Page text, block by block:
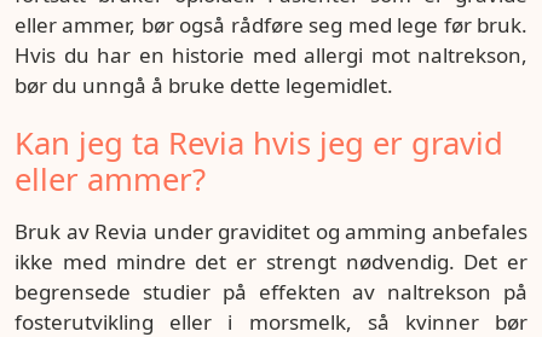
eller ammer, bør også rådføre seg med lege før bruk.
Hvis du har en historie med allergi mot naltrekson,
bør du unngå å bruke dette legemidlet.
Kan jeg ta Revia hvis jeg er gravid
eller ammer?
Bruk av Revia under graviditet og amming anbefales
ikke med mindre det er strengt nødvendig. Det er
begrensede studier på effekten av naltrekson på
fosterutvikling eller i morsmelk, så kvinner bør